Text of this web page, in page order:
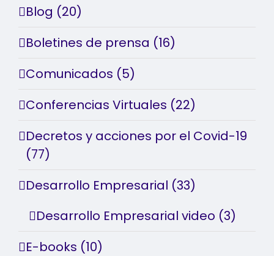
Blog (20)
Boletines de prensa (16)
Comunicados (5)
Conferencias Virtuales (22)
Decretos y acciones por el Covid-19
(77)
Desarrollo Empresarial (33)
Desarrollo Empresarial video (3)
E-books (10)